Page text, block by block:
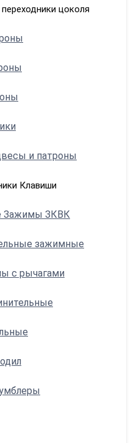
цоколя
и патроны
Клавиши
Зажимы ЗКВК
зажимные
с рычагами